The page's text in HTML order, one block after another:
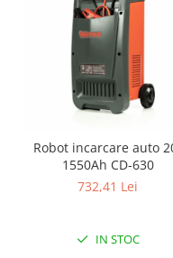
Plite & aragaze
Iluminat & electrice
Prelungitoare & cabluri
Coliere plastic
Corpuri de iluminat
Lampi solare
Proiectoare & lampi de
Robot incarcare auto
1550Ah CD-630
732,41 Lei
IN STOC